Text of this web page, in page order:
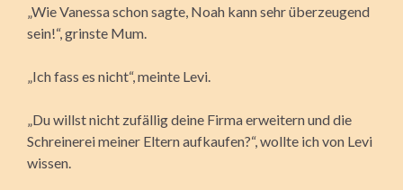
„Wie Vanessa schon sagte, Noah kann sehr überzeugend
sein!“, grinste Mum.
„Ich fass es nicht“, meinte Levi.
„Du willst nicht zufällig deine Firma erweitern und die
Schreinerei meiner Eltern aufkaufen?“, wollte ich von Levi
wissen.